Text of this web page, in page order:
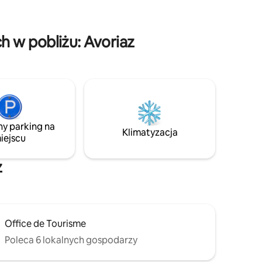
około
samochodów.
w pobliżu: Avoriaz
parking na
Klimatyzacja
Office de Tourisme
Poleca 6 lokalnych gospodarzy